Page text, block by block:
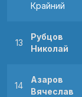
Крайний
13
Рубцов
Николай
14
Азаров
Вячеслав